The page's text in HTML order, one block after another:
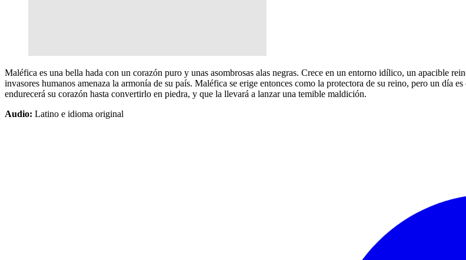
Maléfica es una bella hada con un corazón puro y unas asombrosas alas negras. Crece en un entorno idílico, un apacible
invasores humanos amenaza la armonía de su país. Maléfica se erige entonces como la protectora de su reino, pero un día
endurecerá su corazón hasta convertirlo en piedra, y que la llevará a lanzar una temible maldición.
Audio: Latino e idioma original